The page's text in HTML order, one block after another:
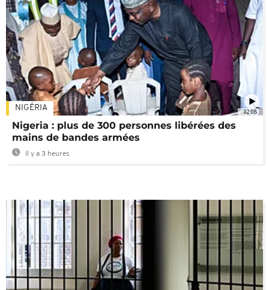
02:08
NIGÉRIA
Nigeria : plus de 300 personnes libérées des
mains de bandes armées
Il y a 3 heures